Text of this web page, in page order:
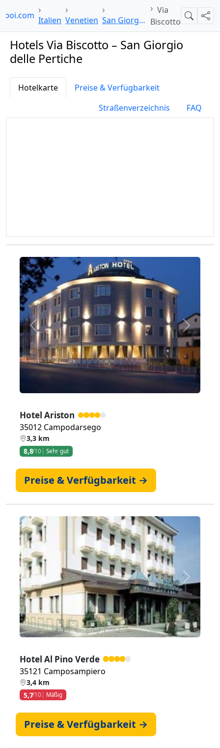
Italien Venetien San Giorgio delle Pertiche
Via
Biscotto
Suche
Hotels Via Biscotto – San Giorgio
delle Pertiche
Hotelkarte
Preise & Verfügbarkeit
Straßenverzeichnis
FAQ
Zurück Weiter
Hotel Ariston
35012 Campodarsego
3,3 km
8,8/10 Sehr gut
Preise & Verfügbarkeit →
Zurück Weiter
Hotel Al Pino Verde
35121 Camposampiero
3,4 km
5,7/10 Mäßig
Preise & Verfügbarkeit →